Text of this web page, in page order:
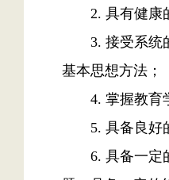
2. 具有健康
3. 接受系统
基本思想方法；
4. 掌握教育
5. 具备良好
6. 具备一定